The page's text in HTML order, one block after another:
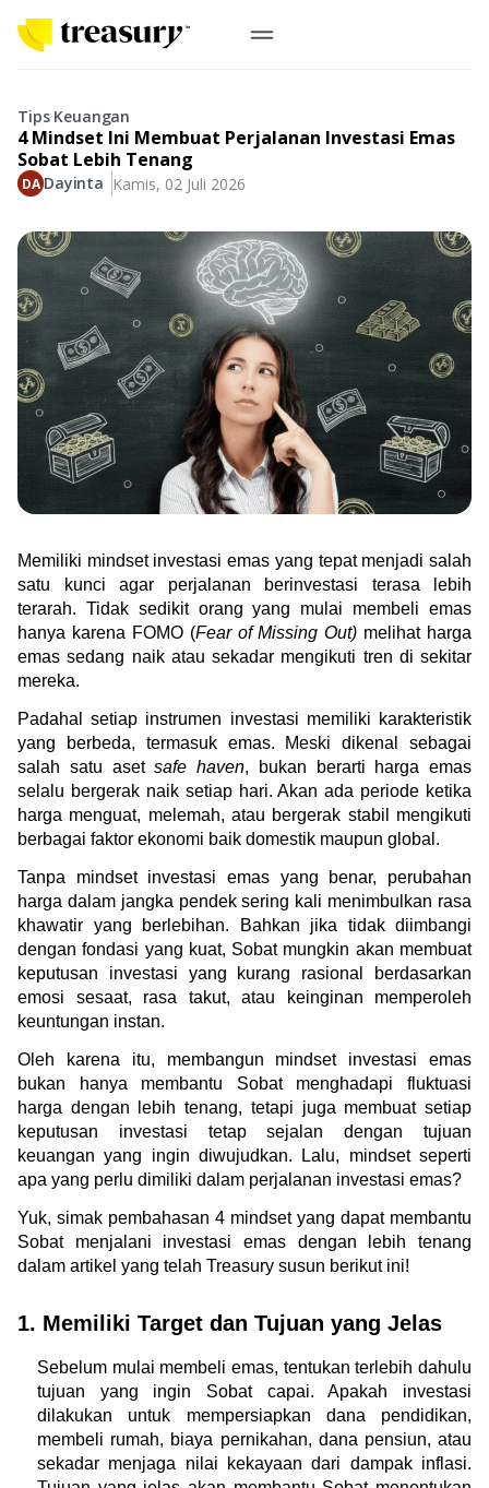
Emas Fisik
Logam Mulia
Antam, UBS
Koin Emas
Koin Nusantara, Lunar & Custom
Perhiasan
From Story
Buyback
Jual emas kamu ke Treasury
Event
Perusahaan
Gold for Good
Berkontribusi pada hal yang benar-benar berarti
#BuatMasaDepan
Green Gold
Profile
Tata Kelola
Indonesia
Indonesia
Tips Keuangan
4 Mindset Ini Membuat Perjalanan Investasi Emas
Sobat Lebih Tenang
Dayinta Kamis, 02 Juli 2026
Memiliki mindset investasi emas yang tepat menjadi salah
satu kunci agar perjalanan berinvestasi terasa lebih
terarah. Tidak sedikit orang yang mulai membeli emas
hanya karena FOMO (Fear of Missing Out) melihat harga
emas sedang naik atau sekadar mengikuti tren di sekitar
mereka.
Padahal setiap instrumen investasi memiliki karakteristik
yang berbeda, termasuk emas. Meski dikenal sebagai
salah satu aset safe haven, bukan berarti harga emas
selalu bergerak naik setiap hari. Akan ada periode ketika
harga menguat, melemah, atau bergerak stabil mengikuti
berbagai faktor ekonomi baik domestik maupun global.
Tanpa mindset investasi emas yang benar, perubahan
harga dalam jangka pendek sering kali menimbulkan rasa
khawatir yang berlebihan. Bahkan jika tidak diimbangi
dengan fondasi yang kuat, Sobat mungkin akan membuat
keputusan investasi yang kurang rasional berdasarkan
emosi sesaat, rasa takut, atau keinginan memperoleh
keuntungan instan.
Oleh karena itu, membangun mindset investasi emas
bukan hanya membantu Sobat menghadapi fluktuasi
harga dengan lebih tenang, tetapi juga membuat setiap
keputusan investasi tetap sejalan dengan tujuan
keuangan yang ingin diwujudkan. Lalu, mindset seperti
apa yang perlu dimiliki dalam perjalanan investasi emas?
Yuk, simak pembahasan 4 mindset yang dapat membantu
Sobat menjalani investasi emas dengan lebih tenang
dalam artikel yang telah Treasury susun berikut ini!
1. Memiliki Target dan Tujuan yang Jelas
Sebelum mulai membeli emas, tentukan terlebih dahulu
tujuan yang ingin Sobat capai. Apakah investasi
dilakukan untuk mempersiapkan dana pendidikan,
membeli rumah, biaya pernikahan, dana pensiun, atau
sekadar menjaga nilai kekayaan dari dampak inflasi.